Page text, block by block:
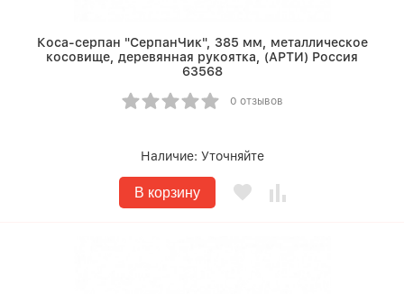
Коса-серпан "СерпанЧик", 385 мм, металлическое
косовище, деревянная рукоятка, (АРТИ) Россия
63568
0 отзывов
Наличие: Уточняйте
В корзину